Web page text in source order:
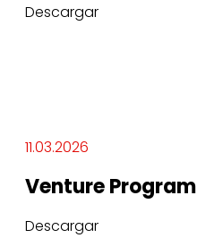
Descargar
11.03.2026
Venture Program
Descargar